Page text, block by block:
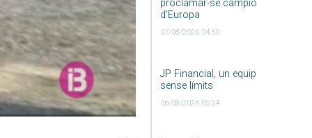
proclamar-se campió
d’Europa
07/08/2026 04:50
JP Financial, un equip
sense límits
06/08/2026 05:54